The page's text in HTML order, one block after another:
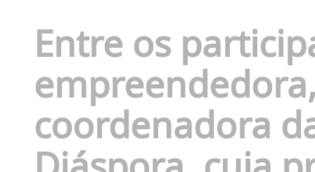
Entre os
coordenadora